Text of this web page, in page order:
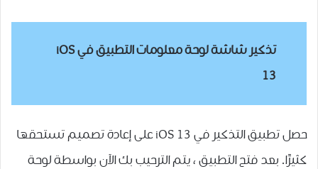
تذكير شاشة لوحة معلومات التطبيق في iOS
13
حصل تطبيق التذكير في iOS 13 على إعادة تصميم تستحقها
كثيرًا. بعد فتح التطبيق ، يتم الترحيب بك الآن بواسطة لوحة